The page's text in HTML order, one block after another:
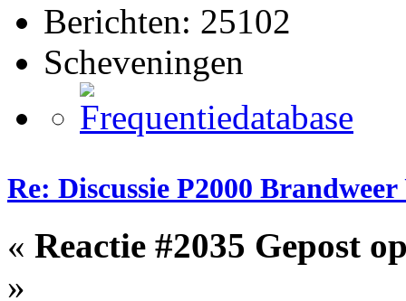
Berichten: 25102
Scheveningen
Re: Discussie P2000
« Reactie #2035 Gepost
»